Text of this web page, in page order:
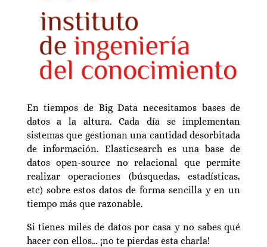
En tiempos de Big Data necesitamos bases de
datos a la altura. Cada día se implementan
sistemas que gestionan una cantidad desorbitada
de información. Elasticsearch es una base de
datos open-source no relacional que permite
realizar operaciones (búsquedas, estadísticas,
etc) sobre estos datos de forma sencilla y en un
tiempo más que razonable.
Si tienes miles de datos por casa y no sabes qué
hacer con ellos… ¡no te pierdas esta charla!